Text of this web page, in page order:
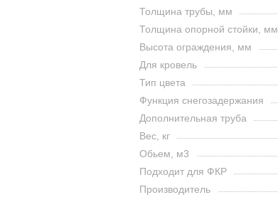
Толщина трубы, мм
Толщина опорной стойки, мм
Высота ограждения, мм
Для кровель
Тип цвета
Функция снегозадержания
Дополнительная труба
Вес, кг
Обьем, м3
Подходит для ФКР
Производитель